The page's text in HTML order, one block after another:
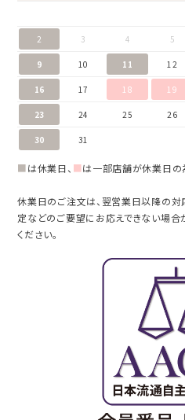
2 3 4 5
9 10 11 12
16 17 18 19
23 24 25 26
30 31
■は休業日、 ■は一部店舗が休業日の
休業日のご注文は、翌営業日以降の対
定などのご要望にお応えできない場合
ください。